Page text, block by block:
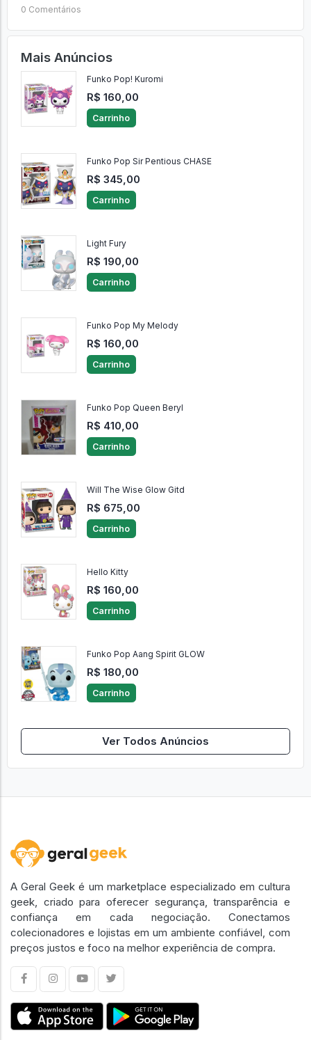
0 Comentários
Mais Anúncios
Funko Pop! Kuromi
R$ 160,00
Carrinho
Funko Pop Sir Pentious CHASE
R$ 345,00
Carrinho
Light Fury
R$ 190,00
Carrinho
Funko Pop My Melody
R$ 160,00
Carrinho
Funko Pop Queen Beryl
R$ 410,00
Carrinho
Will The Wise Glow Gitd
R$ 675,00
Carrinho
Hello Kitty
R$ 160,00
Carrinho
Funko Pop Aang Spirit GLOW
R$ 180,00
Carrinho
Ver Todos Anúncios
A Geral Geek é um marketplace especializado em cultura
geek, criado para oferecer segurança, transparência e
confiança em cada negociação. Conectamos
colecionadores e lojistas em um ambiente confiável, com
preços justos e foco na melhor experiência de compra.